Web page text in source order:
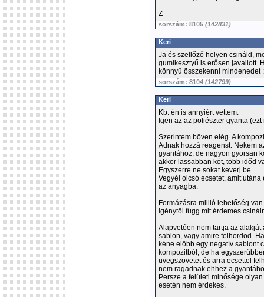
Z
sorszám: 8105 (142831)
Keri
Ja és szellőző helyen csináld,
gumikesztyű is erősen javallott.
könnyű összekenni mindenedet
sorszám: 8104 (142799)
Keri
Kb. én is annyiért vettem.
Igen az az poliészter gyanta
Szerintem bőven elég. A
Adnak hozzá reagenst. Nekem
gyantához, de nagyon gyorsan
akkor lassabban köt, több időd
Egyszerre ne sokat keverj be.
Vegyél olcsó ecsetet, amit
az anyagba.
Formázásra millió lehetőség
igénytől függ mit érdemes
Alapvetően nem tartja az
sablon, vagy amire felhordod.
kéne előbb egy negatív sablont
kompozitból, de ha
üvegszövetet és arra ecsettel
nem ragadnak ehhez a
Persze a felületi minősége
esetén nem érdekes.